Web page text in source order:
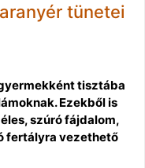
tünetei
tisztába
Ezekből is
szúró fájdalom,
fertályra vezethető